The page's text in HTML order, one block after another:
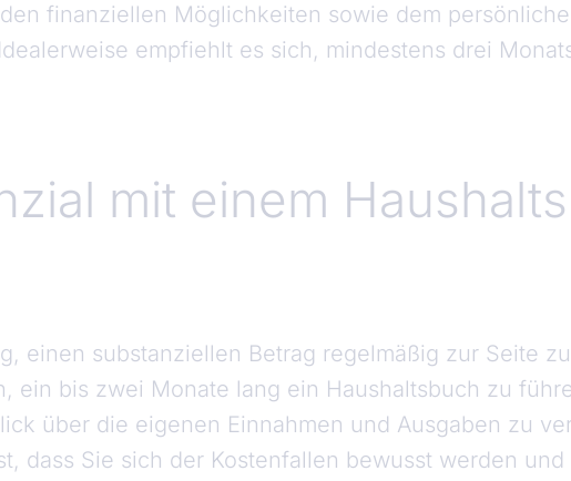
finanziellen Möglichkeiten sowie dem
empfiehlt es sich, mindestens drei
mit einem
einen substanziellen Betrag regelmäßig zur Seite
ein bis zwei Monate lang ein Haushaltsbuch zu
über die eigenen Einnahmen und Ausgaben zu
dass Sie sich der Kostenfallen bewusst werden und